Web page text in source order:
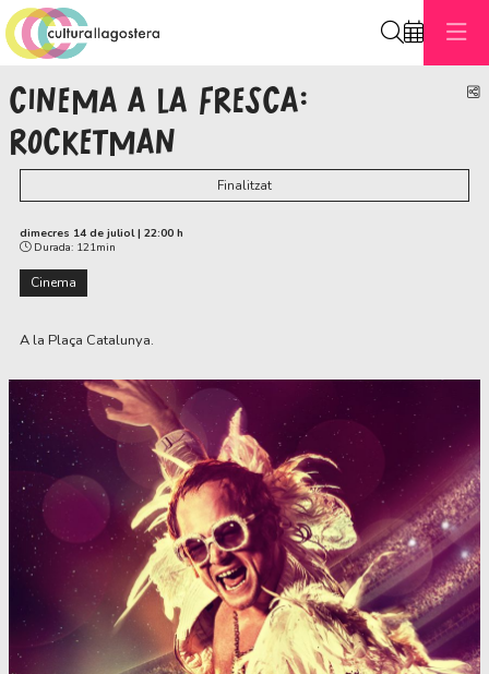
CINEMA A LA FRESCA:
ROCKETMAN
Finalitzat
dimecres 14 de juliol| 22:00 h
Durada: 121min
Cinema
A la Plaça Catalunya.